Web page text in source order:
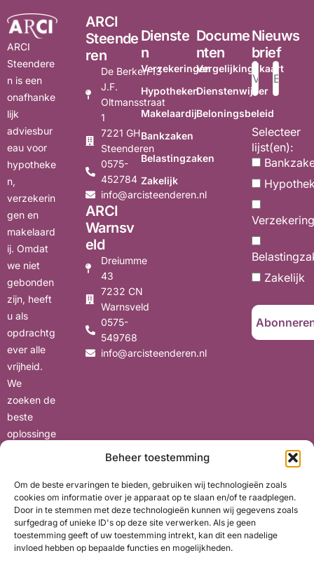
Beheer toestemming
Om de beste ervaringen te bieden, gebruiken wij technologieën zoals
cookies om informatie over je apparaat op te slaan en/of te raadplegen.
Door in te stemmen met deze technologieën kunnen wij gegevens zoals
surfgedrag of unieke ID's op deze site verwerken. Als je geen
toestemming geeft of uw toestemming intrekt, kan dit een nadelige
invloed hebben op bepaalde functies en mogelijkheden.
ARCI
Steendere
n is een
onafhanke
lijk
adviesbur
eau voor
hypotheke
n,
verzekerin
gen en
makelaard
ij. Omdat
we niet
gebonden
zijn, heeft
u als
opdrachtg
ever alle
vrijheid.
We
zoeken de
beste
oplossinge
met oog
voor uw
wensen en
belangen.
ARCI
Steende
ren
De Berken 13
J.F.
Oltmansstraat
1
7221 GH
Steenderen
0575-
452784
info@arcisteenderen.nl
ARCI
Warnsv
eld
Dreiumme
43
7232 CN
Warnsveld
0575-
549768
info@arcisteenderen.nl
Dienste
n
Verzekeringen
Hypotheken
Makelaardij
Bankzaken
Belastingzaken
Zakelijk
Docume
nten
Vergelijkingskaart
Dienstenwijzer
Beloningsbeleid
Nieuws
brief
Selecteer
lijst(en):
Zakelijk